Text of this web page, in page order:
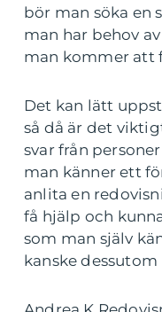
bör man söka en
man har behov
man kommer att
Det kan lätt
så då är det
svar från
man känner ett
anlita en
få hjälp och
som man själv
kanske